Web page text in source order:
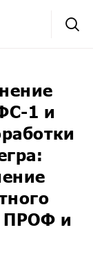
1 и
ПРОФ и